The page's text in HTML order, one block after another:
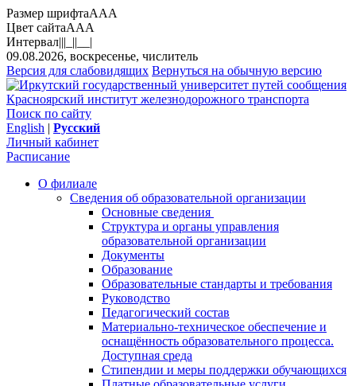
Размер шрифтаAAA
Цвет сайтаAAA
Интервал|||_||__|
09.08.2026, воскресенье, числитель
Версия для слабовидящих Вернуться на обычную версию
Красноярский институт железнодорожного транспорта
Поиск по сайту
English | Русский
Личный кабинет
Расписание
О филиале
Сведения об образовательной организации
Основные сведения
Структура и органы управления
образовательной организации
Документы
Образование
Образовательные стандарты и требования
Руководство
Педагогический состав
Материально-техническое обеспечение и
оснащённость образовательного процесса.
Доступная среда
Стипендии и меры поддержки обучающихся